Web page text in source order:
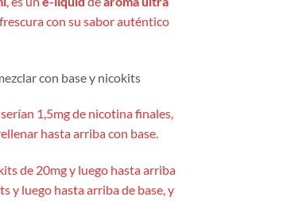
con su sabor auténtico
con base y nicokits
1,5mg de nicotina finales,
hasta arriba con base.
de 20mg y luego hasta arriba
y luego hasta arriba de base, y